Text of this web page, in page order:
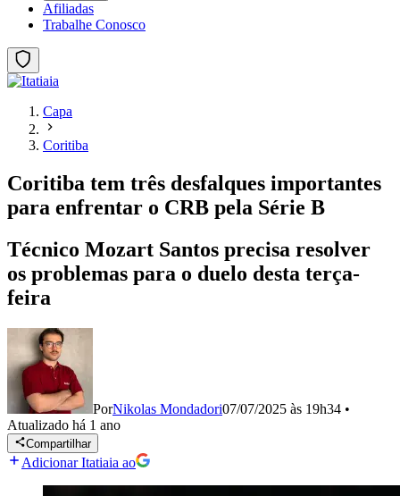
Afiliadas
Trabalhe Conosco
Capa
Coritiba
Coritiba tem três desfalques importantes
para enfrentar o CRB pela Série B
Técnico Mozart Santos precisa resolver
os problemas para o duelo desta terça-
feira
PorNikolas Mondadori07/07/2025 às 19h34 •
Atualizado há 1 ano
Compartilhar
Adicionar Itatiaia ao